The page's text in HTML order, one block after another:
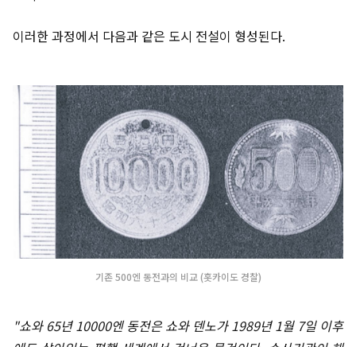
이러한 과정에서 다음과 같은 도시 전설이 형성된다.
기존 500엔 동전과의 비교 (홋카이도 경찰)
"쇼와 65년 10000엔 동전은 쇼와 덴노가 1989년 1월 7일 이후